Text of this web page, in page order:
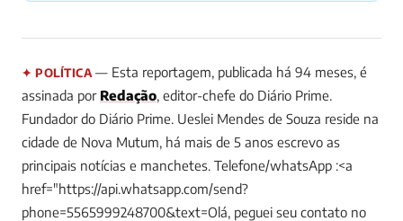
✦ POLÍTICA — Esta reportagem, publicada há 94 meses, é
assinada por Redação, editor-chefe do Diário Prime.
Fundador do Diário Prime. Ueslei Mendes de Souza reside na
cidade de Nova Mutum, há mais de 5 anos escrevo as
principais notícias e manchetes. Telefone/whatsApp :<a
href="https://api.whatsapp.com/send?
phone=5565999248700&text=Olá, peguei seu contato no